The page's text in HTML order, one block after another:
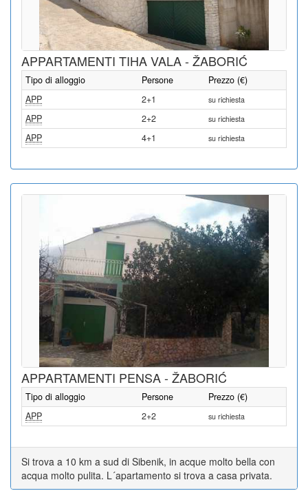
APPARTAMENTI TIHA VALA - ŽABORIĆ
Tipo di alloggio Persone
Prezzo (€)
APP
2+1 su richiesta
APP 2+2 su richiesta
APP 4+1 su richiesta
APPARTAMENTI PENSA - ŽABORIĆ
Tipo di alloggio Persone
Prezzo (€)
APP
2+2 su richiesta
Si trova a 10 km a sud di Sibenik, in acque molto bella con
acqua molto pulita. L´apartamento si trova a casa privata.